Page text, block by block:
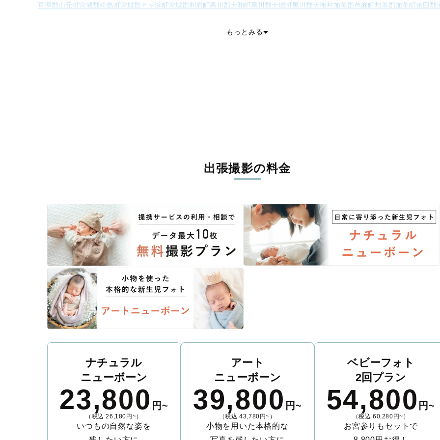
亘理郡山元町宮城郡松島町宮城郡七ヶ浜町宮城郡利府町黒川郡大和町黒川郡大郷町黒川郡大衡村加美郡色麻町加美郡加美町遠田郡
もっとみる
出張撮影の料金
ナチュラル
ニューボーン
23,800 円~
（税込 26,180円~）
いつもの自然な姿を
アート
ニューボーン
39,800 円~
（税込 43,780円~）
小物を用いた本格的な
ベビーフォト
2回プラン
54,800 円~
（税込 60,280円~）
お宮参りもセットで